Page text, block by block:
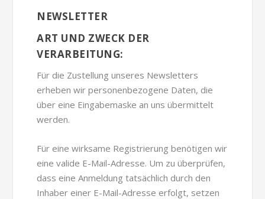
NEWSLETTER
ART UND ZWECK DER
VERARBEITUNG:
Für die Zustellung unseres Newsletters
erheben wir personenbezogene Daten, die
über eine Eingabemaske an uns übermittelt
werden.
Für eine wirksame Registrierung benötigen wir
eine valide E-Mail-Adresse. Um zu überprüfen,
dass eine Anmeldung tatsächlich durch den
Inhaber einer E-Mail-Adresse erfolgt, setzen